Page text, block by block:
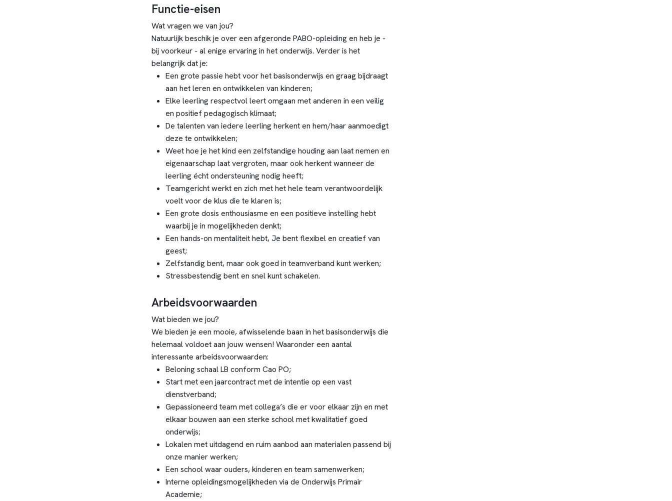
Functie-eisen
Wat vragen we van jou?
Natuurlijk beschik je over een afgeronde PABO-opleiding en heb je -
bij voorkeur - al enige ervaring in het onderwijs. Verder is het
belangrijk dat je:
Een grote passie hebt voor het basisonderwijs en graag bijdraagt
aan het leren en ontwikkelen van kinderen;
Elke leerling respectvol leert omgaan met anderen in een veilig
en positief pedagogisch klimaat;
De talenten van iedere leerling herkent en hem/haar aanmoedigt
deze te ontwikkelen;
Weet hoe je het kind een zelfstandige houding aan laat nemen en
eigenaarschap laat vergroten, maar ook herkent wanneer de
leerling écht ondersteuning nodig heeft;
Teamgericht werkt en zich met het hele team verantwoordelijk
voelt voor de klus die te klaren is;
Een grote dosis enthousiasme en een positieve instelling hebt
waarbij je in mogelijkheden denkt;
Een hands-on mentaliteit hebt, Je bent flexibel en creatief van
geest;
Zelfstandig bent, maar ook goed in teamverband kunt werken;
Stressbestendig bent en snel kunt schakelen.
Arbeidsvoorwaarden
Wat bieden we jou?
We bieden je een mooie, afwisselende baan in het basisonderwijs die
helemaal voldoet aan jouw wensen! Waaronder een aantal
interessante arbeidsvoorwaarden:
Beloning schaal LB conform Cao PO;
Start met een jaarcontract met de intentie op een vast
dienstverband;
Gepassioneerd team met collega’s die er voor elkaar zijn en met
elkaar bouwen aan een sterke school met kwalitatief goed
onderwijs;
Lokalen met uitdagend en ruim aanbod aan materialen passend bij
onze manier werken;
Een school waar ouders, kinderen en team samenwerken;
Interne opleidingsmogelijkheden via de Onderwijs Primair
Academie;